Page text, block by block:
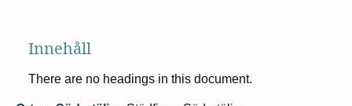
Innehåll
There are no headings in this document.